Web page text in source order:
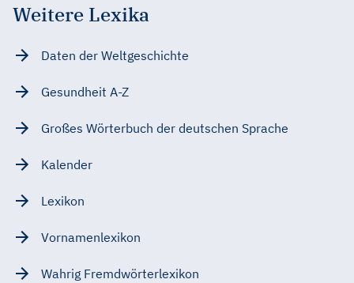
Weitere Lexika
Daten der Weltgeschichte
Gesundheit A-Z
Großes Wörterbuch der deutschen Sprache
Kalender
Lexikon
Vornamenlexikon
Wahrig Fremdwörterlexikon